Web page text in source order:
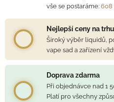
vše se postaráme: 608
Nejlepší ceny na trhu
Široký výběr liquidů,
vape sad a zařízení
Doprava zdarma
Při objednávce nad 1
Platí pro všechny